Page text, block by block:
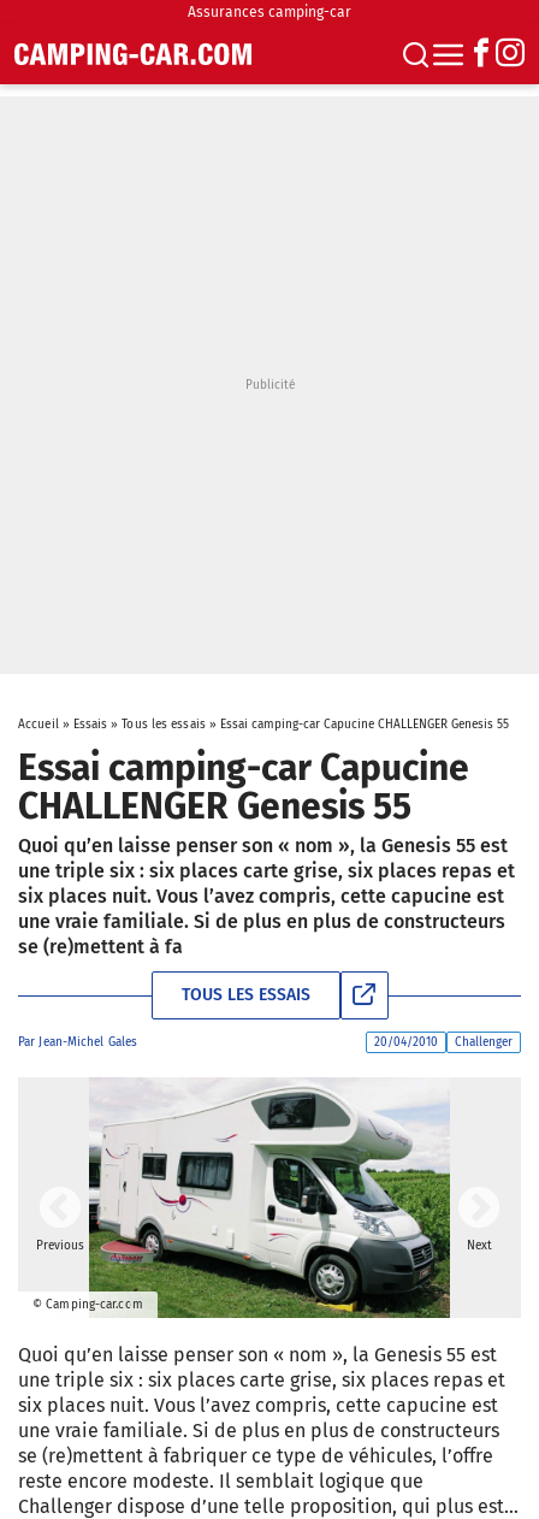
Assurances camping-car
Accueil» Essais »Tous les essais» Essai camping-car Capucine CHALLENGER Genesis 55
Essai camping-car Capucine
CHALLENGER Genesis 55
Quoi qu’en laisse penser son « nom », la Genesis 55 est
une triple six : six places carte grise, six places repas et
six places nuit. Vous l’avez compris, cette capucine est
une vraie familiale. Si de plus en plus de constructeurs
se (re)mettent à fa
TOUS LES ESSAIS
Par Jean-Michel Gales 20/04/2010 Challenger
Previous
© Camping-car.com
Next
Quoi qu’en laisse penser son « nom », la Genesis 55 est
une triple six : six places carte grise, six places repas et
six places nuit. Vous l’avez compris, cette capucine est
une vraie familiale. Si de plus en plus de constructeurs
se (re)mettent à fabriquer ce type de véhicules, l’offre
reste encore modeste. Il semblait logique que
Challenger dispose d’une telle proposition, qui plus est…